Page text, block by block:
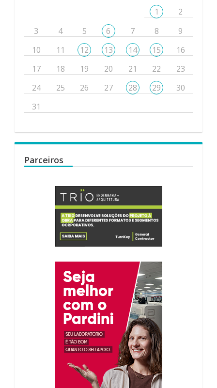
1
2
3
4 5 6 7 8
9
10
11 12 13 14 15
16
17
18 19 20 21 22
23
24
25 26 27 28 29
30
31
Parceiros